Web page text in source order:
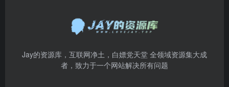
Jay的资源库，互联网净土，白嫖党天堂 全领域资源集大成
者，致力于一个网站解决所有问题